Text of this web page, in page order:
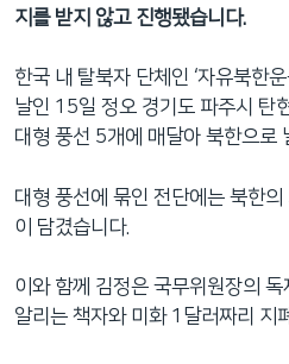
으
이
등
지를 받지 않고 진행됐습니다.
한국 내 탈북자 단체인 ‘자유북한
날인 15일 정오 경기도 파주시 탄
대형 풍선 5개에 매달아 북한으로
대형 풍선에 묶인 전단에는 북한
이 담겼습니다.
이와 함께 김정은 국무위원장의
알리는 책자와 미화 1달러짜리 지